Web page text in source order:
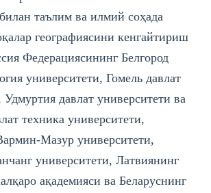
таълим ва илмий соҳада
географиясини кенгайтириш
Федерациясининг Белгород
университети, Гомель давлат
Удмуртия давлат университети ва
техника университети,
Мазур университети,
университети, Латвиянинг
ақадемияси ва Беларуснинг